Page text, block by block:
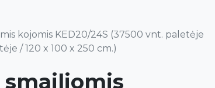
kojomis KED20/24S (37500 vnt. paletėje
/ 120 x 100 x 250 cm.)